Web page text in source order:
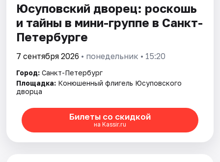
Юсуповский дворец: роскошь
и тайны в мини-группе в Санкт-
Петербурге
7 сентября 2026 • понедельник • 15:20
Город: Санкт-Петербург
Площадка: Конюшенный флигель Юсуповского
дворца
Билеты со скидкой
на Kassir.ru